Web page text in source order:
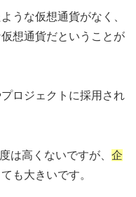
うな仮想通貨がなく、
想通貨だということが
ロジェクトに採用され
は高くないですが、 企
も大きいです。